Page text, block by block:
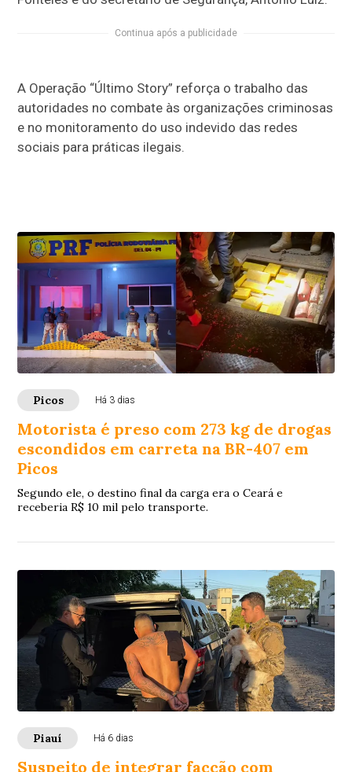
Continua após a publicidade
A Operação “Último Story” reforça o trabalho das
autoridades no combate às organizações criminosas
e no monitoramento do uso indevido das redes
sociais para práticas ilegais.
Picos Há 3 dias
Motorista é preso com 273 kg de drogas
escondidos em carreta na BR-407 em
Picos
Segundo ele, o destino final da carga era o Ceará e
receberia R$ 10 mil pelo transporte.
Piauí Há 6 dias
Suspeito de integrar facção com